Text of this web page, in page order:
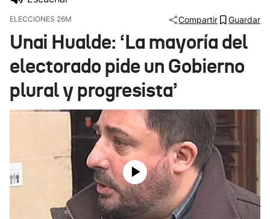
Ikusmiran
Eguraldia
ELECCIONES 26M Compartir Guardar
Unai Hualde: ‘La mayoría del
electorado pide un Gobierno
plural y progresista’